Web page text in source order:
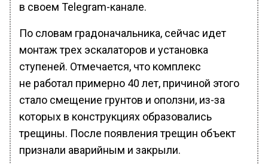
в своем Telegram-канале.
По словам градоначальника, сейчас идет
монтаж трех эскалаторов и установка
ступеней. Отмечается, что комплекс
не работал примерно 40 лет, причиной этого
стало смещение грунтов и оползни, из-за
которых в конструкциях образовались
трещины. После появления трещин объект
признали аварийным и закрыли.